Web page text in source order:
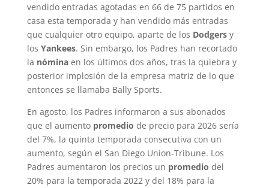
vendido entradas agotadas en 66 de 75 partidos en
casa esta temporada y han vendido más entradas
que cualquier otro equipo, aparte de los Dodgersy
los Yankees. Sin embargo, los Padres han recortado
la nóminaen los últimos dos años, tras la quiebra y
posterior implosión de la empresa matriz de lo que
entonces se llamaba Bally Sports.
En agosto, los Padres informaron a sus abonados
que el aumento promedio de precio para 2026 sería
del 7%, la quinta temporada consecutiva con un
aumento, según el San Diego Union-Tribune. Los
Padres aumentaron los precios un promedio del
20% para la temporada 2022 y del 18% para la